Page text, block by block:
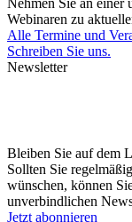
Nehmen Sie an einer
Webinaren zu
Alle Termine und
Schreiben Sie uns.
Newsletter
Bleiben Sie auf dem
Sollten Sie
wünschen, können
unverbindlichen
Jetzt abonnieren